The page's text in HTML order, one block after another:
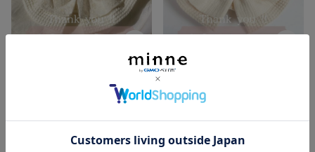
星の刺繍生地のおめかしフリルスタイ
SOLD OUT